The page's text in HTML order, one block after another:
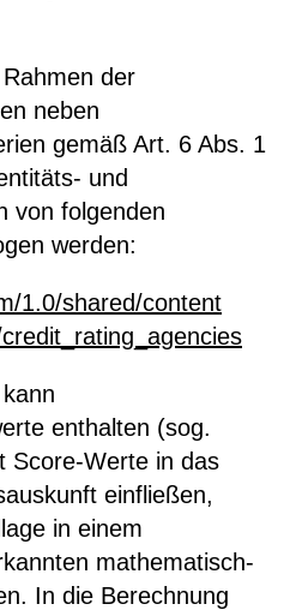
der
neben
gemäß Art. 6 Abs. 1
und
von folgenden
werden:
/1.0/shared/content
enthalten (sog.
Score-Werte in das
einfließen,
in einem
mathematisch-
In die Berechnung